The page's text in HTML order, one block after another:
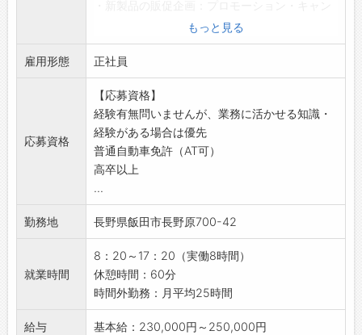
・無料駐車場完備
・更衣室、個人ロッカー
・自販機
・喫煙：屋外指定の場�
【貸与品】
・制服：上下支給
・自身で準備：作業靴
【環境への取り組み】
天龍では次の世代の釣り人に、よりすばらし
様々な取り組みを積極的に活動しています。
より自然環境にやさしい、環境負荷のすくな
い商品を製造、開発していきたいと思いま
す。 釣りの楽しさを知ってもらうために『釣
り教室』を地元の小学生向けに開催し、釣りの
・販売データ、市場動向の分析による販促企画
の立案
・各種販促ツール（ＰＯＰ、ポスターなど）の
企画や作成
・自社ウェブサイト、ＳＮＳの運営と更新
・展示会、実釣会、店頭イベントの企画と運営
サポート
◆経験有無問いませんが、業務に活かせる知
識・経験がある場合は優先します。
【取り扱い製品】
・釣具用品
・汎用ポール
・SMC成形加工品
【長期連休あり◎】
・長期休暇 GW（5/3〜5/7）、夏季（8/13〜
もっと見る
雇用形態 正社員
応募資格
【応募資格】
経験有無問いませんが、業務に活かせる知識・
経験がある場合は優先
普通自動車免許（AT可）
高卒以上
...
勤務地 長野県飯田市長野原700-42
就業時間
8：20～17：20（実働8時間）
休憩時間：60分
時間外勤務：月平均25時間
給与 基本給：230,000円～250,000円